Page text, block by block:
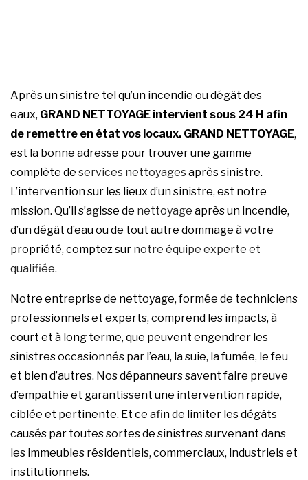
Après un sinistre tel qu’un incendie ou dégât des
eaux, GRAND NETTOYAGE intervient sous 24 H afin
de remettre en état vos locaux. GRAND NETTOYAGE,
est la bonne adresse pour trouver une gamme
complète de services nettoyagesaprès sinistre.
L’intervention sur les lieux d’un sinistre, est notre
mission. Qu’il s’agisse de nettoyage après un incendie,
d’un dégât d’eau ou de tout autre dommage à votre
propriété, comptez sur notre équipe experte et
qualifiée.
Notre entreprise de nettoyage, formée de techniciens
professionnels et experts, comprend les impacts, à
court et à long terme, que peuvent engendrer les
sinistres occasionnés par l’eau, la suie, la fumée, le feu
et bien d’autres. Nos dépanneurs savent faire preuve
d’empathie et garantissent une intervention rapide,
ciblée et pertinente. Et ce afin de limiter les dégâts
causés par toutes sortes de sinistres survenant dans
les immeubles résidentiels, commerciaux, industriels et
institutionnels.